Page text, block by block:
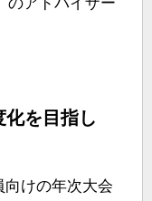
を目指し
けの年次大会